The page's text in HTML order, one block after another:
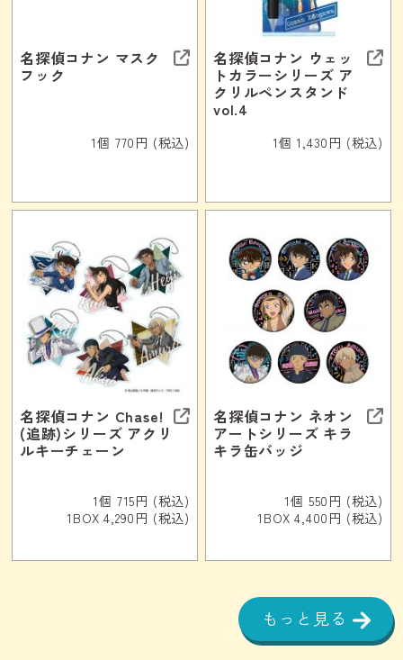
名探偵コナン マスク
フック
1個 770円 (税込)
名探偵コナン ウェッ
トカラーシリーズ ア
クリルペンスタンド
vol.4
1個 1,430円 (税込)
名探偵コナン Chase!
(追跡)シリーズ アクリ
ルキーチェーン
1個 715円 (税込)
1BOX 4,290円 (税込)
名探偵コナン ネオン
アートシリーズ キラ
キラ缶バッジ
1個 550円 (税込)
1BOX 4,400円 (税込)
もっと見る